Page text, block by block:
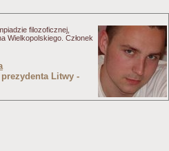
filozoficznej,
Wielkopolskiego. Członek
Litwy -